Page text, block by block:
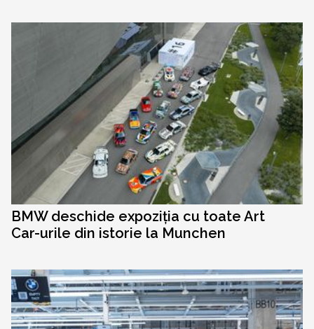
BMW deschide expoziția cu toate Art
Car-urile din istorie la Munchen